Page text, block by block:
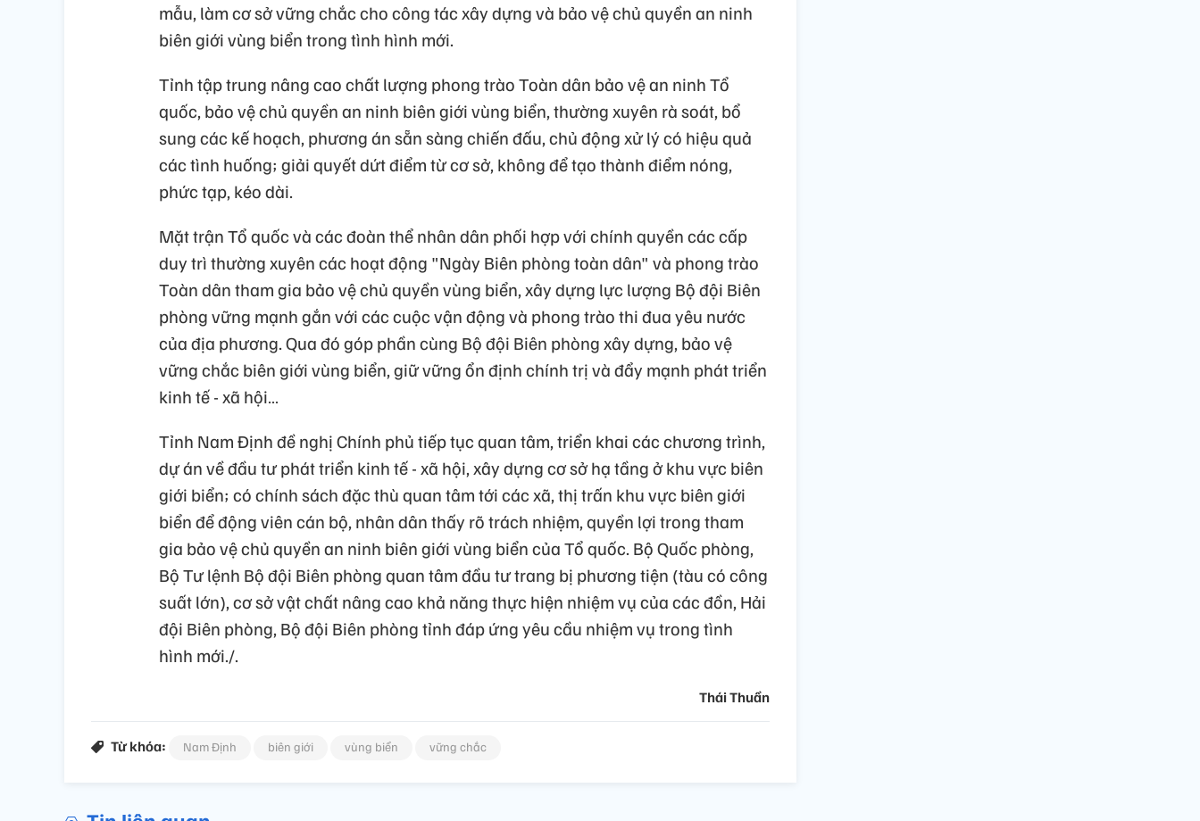
mẫu, làm cơ sở vững chắc cho công tác xây dựng và bảo vệ chủ quyền an ninh
biên giới vùng biển trong tình hình mới.
Tỉnh tập trung nâng cao chất lượng phong trào Toàn dân bảo vệ an ninh Tổ
quốc, bảo vệ chủ quyền an ninh biên giới vùng biển, thường xuyên rà soát, bổ
sung các kế hoạch, phương án sẵn sàng chiến đấu, chủ động xử lý có hiệu quả
các tình huống; giải quyết dứt điểm từ cơ sở, không để tạo thành điểm nóng,
phức tạp, kéo dài.
Mặt trận Tổ quốc và các đoàn thể nhân dân phối hợp với chính quyền các cấp
duy trì thường xuyên các hoạt động "Ngày Biên phòng toàn dân" và phong trào
Toàn dân tham gia bảo vệ chủ quyền vùng biển, xây dựng lực lượng Bộ đội Biên
phòng vững mạnh gắn với các cuộc vận động và phong trào thi đua yêu nước
của địa phương. Qua đó góp phần cùng Bộ đội Biên phòng xây dựng, bảo vệ
vững chắc biên giới vùng biển, giữ vững ổn định chính trị và đẩy mạnh phát triển
kinh tế - xã hội…
Tỉnh Nam Định đề nghị Chính phủ tiếp tục quan tâm, triển khai các chương trình,
dự án về đầu tư phát triển kinh tế - xã hội, xây dựng cơ sở hạ tầng ở khu vực biên
giới biển; có chính sách đặc thù quan tâm tới các xã, thị trấn khu vực biên giới
biển để động viên cán bộ, nhân dân thấy rõ trách nhiệm, quyền lợi trong tham
gia bảo vệ chủ quyền an ninh biên giới vùng biển của Tổ quốc. Bộ Quốc phòng,
Bộ Tư lệnh Bộ đội Biên phòng quan tâm đầu tư trang bị phương tiện (tàu có công
suất lớn), cơ sở vật chất nâng cao khả năng thực hiện nhiệm vụ của các đồn, Hải
đội Biên phòng, Bộ đội Biên phòng tỉnh đáp ứng yêu cầu nhiệm vụ trong tình
hình mới./.
Thái Thuần
Từ khóa: Nam Định biên giới vùng biển vững chắc